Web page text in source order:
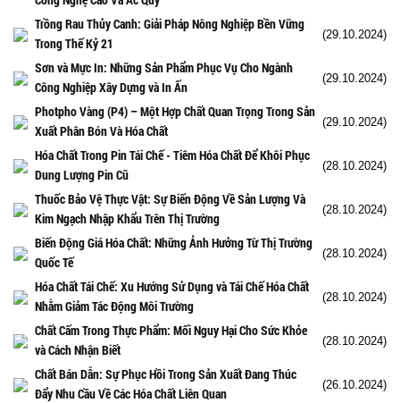
Trồng Rau Thủy Canh: Giải Pháp Nông Nghiệp Bền Vững
Trong Thế Kỷ 21
(29.10.2024)
Sơn và Mực In: Những Sản Phẩm Phục Vụ Cho Ngành
Công Nghiệp Xây Dựng và In Ấn
(29.10.2024)
Photpho Vàng (P4) – Một Hợp Chất Quan Trọng Trong Sản
Xuất Phân Bón Và Hóa Chất
(29.10.2024)
Hóa Chất Trong Pin Tái Chế - Tiêm Hóa Chất Để Khôi Phục
Dung Lượng Pin Cũ
(28.10.2024)
Thuốc Bảo Vệ Thực Vật: Sự Biến Động Về Sản Lượng Và
Kim Ngạch Nhập Khẩu Trên Thị Trường
(28.10.2024)
Biến Động Giá Hóa Chất: Những Ảnh Hưởng Từ Thị Trường
Quốc Tế
(28.10.2024)
Hóa Chất Tái Chế: Xu Hướng Sử Dụng và Tái Chế Hóa Chất
Nhằm Giảm Tác Động Môi Trường
(28.10.2024)
Chất Cấm Trong Thực Phẩm: Mối Nguy Hại Cho Sức Khỏe
và Cách Nhận Biết
(28.10.2024)
Chất Bán Dẫn: Sự Phục Hồi Trong Sản Xuất Đang Thúc
Đẩy Nhu Cầu Về Các Hóa Chất Liên Quan
(26.10.2024)